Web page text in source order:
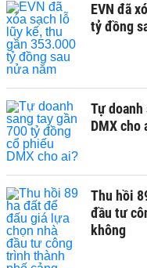
EVN đã
tỷ đồng
Tự
DMX cho
Thu hồi
đầu tư
không